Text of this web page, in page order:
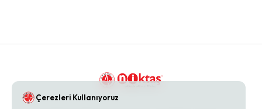
Çerezleri Kullanıyoruz